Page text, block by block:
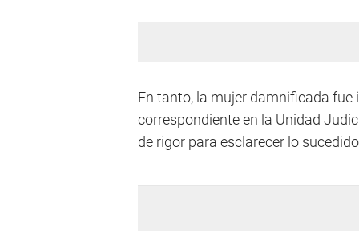
En tanto, la mujer damnificada
correspondiente en la Unidad
de rigor para esclarecer lo